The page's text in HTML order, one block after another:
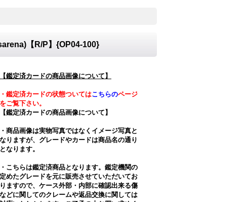
【R/P】{OP04-100}
【鑑定済カードの商品画像について】
・鑑定済カードの状態ついてはこちらのページ
をご覧下さい。
【鑑定済カードの商品画像について】
・商品画像は実物写真ではなくイメージ写真と
なりますが、グレードやカードは商品名の通り
となります。
・こちらは鑑定済商品となります。鑑定機関の
定めたグレードを元に販売させていただいてお
りますので、ケース外部・内部に確認出来る傷
などに関してのクレームや返品交換に関しては